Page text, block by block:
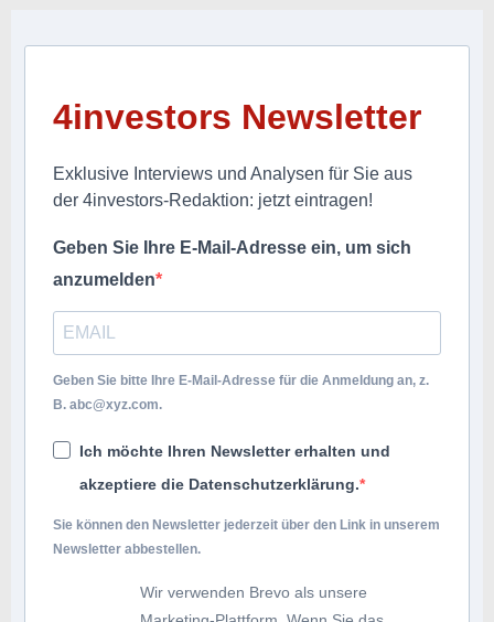
4investors Newsletter
Exklusive Interviews und Analysen für Sie aus
der 4investors-Redaktion: jetzt eintragen!
Geben Sie Ihre E-Mail-Adresse ein, um sich
anzumelden
Geben Sie bitte Ihre E-Mail-Adresse für die Anmeldung an, z.
B. abc@xyz.com.
Ich möchte Ihren Newsletter erhalten und
akzeptiere die Datenschutzerklärung.
Sie können den Newsletter jederzeit über den Link in unserem
Newsletter abbestellen.
Wir verwenden Brevo als unsere